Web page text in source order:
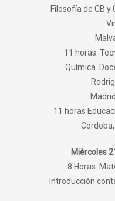
Filosofía de CB y
11 horas:
Química.
11 horas
Córdoba,
Mièrcoles
8 Horas:
Introducción